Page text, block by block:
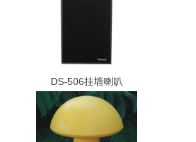
DS-506挂墙喇叭